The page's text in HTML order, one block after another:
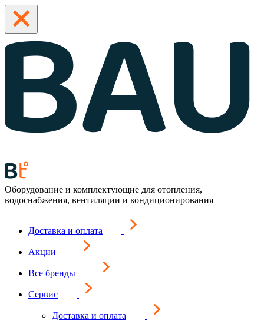
Оборудование и комплектующие для отопления,
водоснабжения, вентиляции и кондиционирования
Доставка и оплата
Акции
Все бренды
Сервис
Доставка и оплата